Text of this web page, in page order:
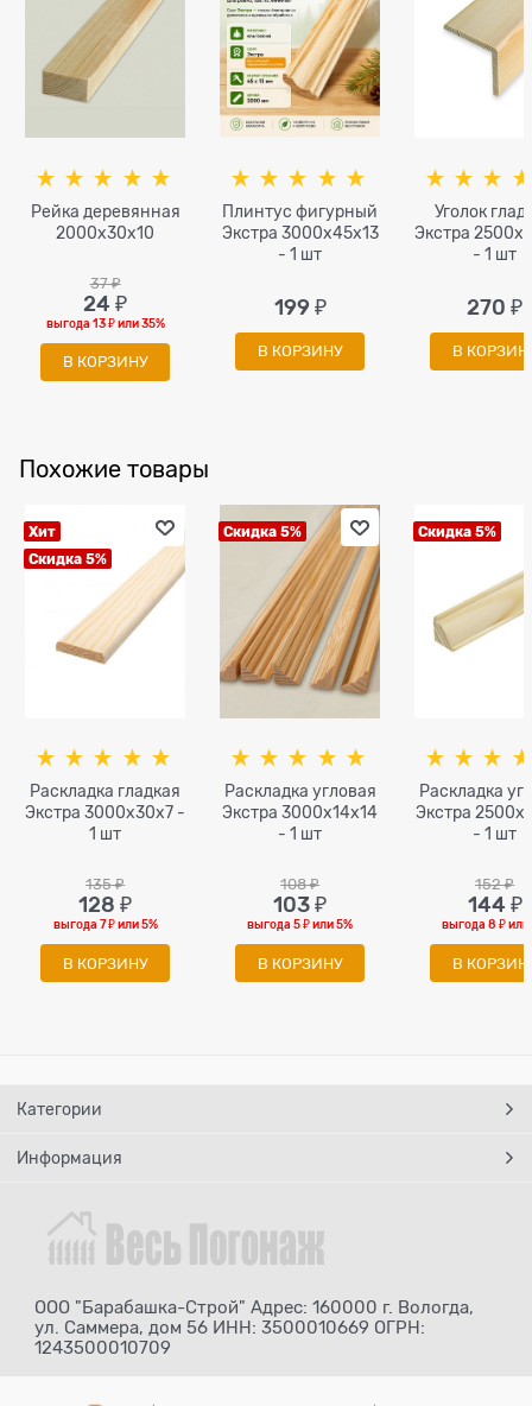
Рейка деревянная
2000x30x10
37 ₽
24 ₽
выгода 13 ₽или35%
В КОРЗИНУ
Плинтус фигурный
Экстра 3000x45х13
- 1 шт
199 ₽
В КОРЗИНУ
Уголок
Экстра
- 1 шт
270 ₽
В
Похожие товары
Хит
Скидка 5%
Раскладка гладкая
Экстра 3000x30x7 -
1 шт
135 ₽
128 ₽
выгода 7 ₽или5%
В КОРЗИНУ
Скидка 5%
Раскладка угловая
Экстра 3000x14x14
- 1 шт
108 ₽
103 ₽
выгода5 ₽или5%
В КОРЗИНУ
Скидка 5%
Раскладка
Экстра
- 1 шт
152 ₽
144 ₽
выгода 8 ₽или
В
Категории
Информация
ООО "Барабашка-Строй" Адрес: 160000 г. Вологда,
ул. Саммера, дом 56 ИНН: 3500010669 ОГРН:
1243500010709